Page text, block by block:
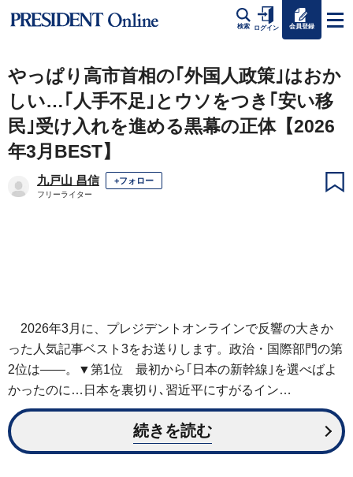
検索 ログイン 会員登録
やっぱり高市首相の｢外国人政策｣はおか
しい…｢人手不足｣とウソをつき｢安い移
民｣受け入れを進める黒幕の正体【2026
年3月BEST】
九戸山 昌信 +フォロー
フリーライター
2026年3月に、プレジデントオンラインで反響の大きか
った人気記事ベスト3をお送りします。政治・国際部門の第
2位は――。▼第1位 最初から｢日本の新幹線｣を選べばよ
かったのに…日本を裏切り､習近平にすがるイン…
続きを読む